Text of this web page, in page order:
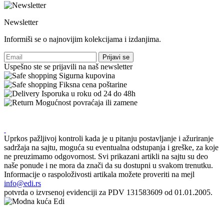
Newsletter
Informiši se o najnovijim kolekcijama i izdanjima.
Prijavi se
Uspešno ste se prijavili na naš newsletter
Sigurna kupovina
Fiksna cena poštarine
Isporuka u roku od 24 do 48h
Mogućnost povraćaja ili zamene
Uprkos pažljivoj kontroli kada je u pitanju postavljanje i ažuriranje
sadržaja na sajtu, moguća su eventualna odstupanja i greške, za koje
ne preuzimamo odgovornost. Svi prikazani artikli na sajtu su deo
naše ponude i ne mora da znači da su dostupni u svakom trenutku.
Informacije o raspoloživosti artikala možete proveriti na mejl
info@edi.rs
potvrda o izvrsenoj evidenciji za PDV 131583609 od 01.01.2005.